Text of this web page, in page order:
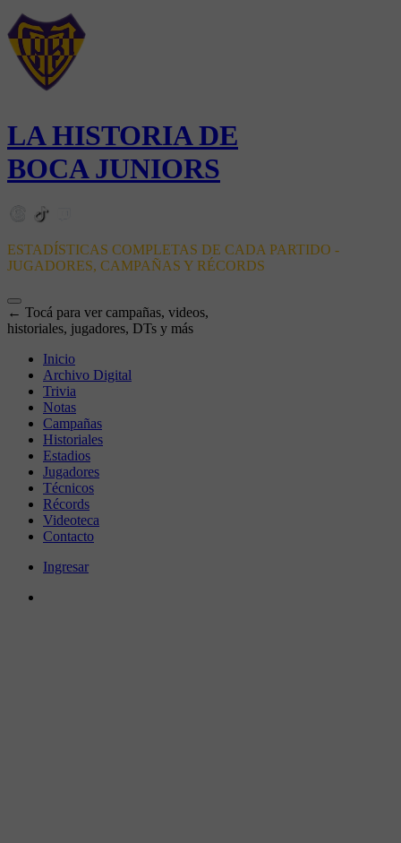
LA HISTORIA DE
BOCA JUNIORS
ESTADÍSTICAS COMPLETAS DE CADA PARTIDO -
JUGADORES, CAMPAÑAS Y RÉCORDS
← Tocá para ver campañas, videos,
historiales, jugadores, DTs y más
Inicio
Archivo Digital
Trivia
Notas
Campañas
Historiales
Estadios
Jugadores
Técnicos
Récords
Videoteca
Contacto
Ingresar